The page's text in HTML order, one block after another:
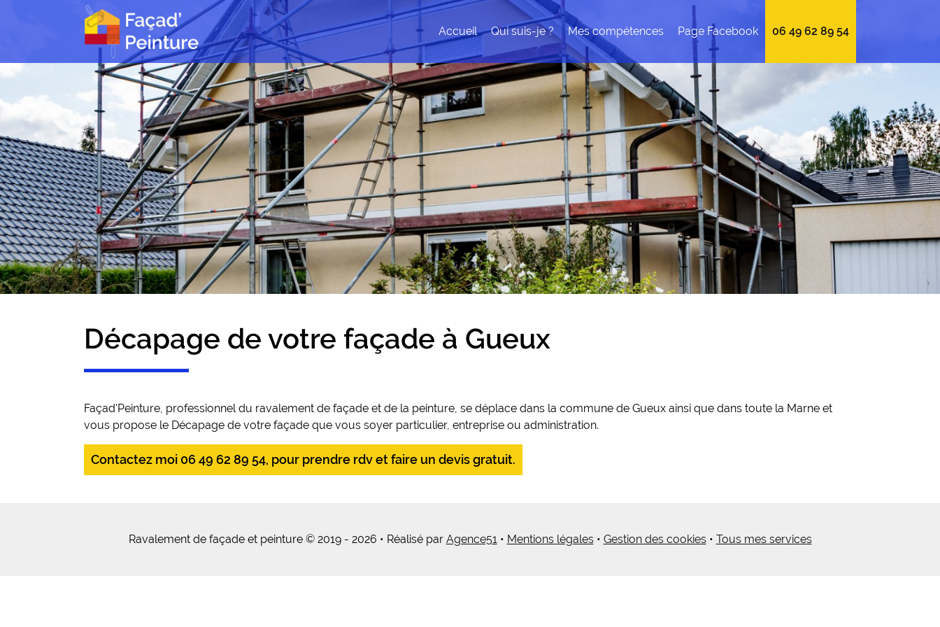
Accueil Qui suis-je ? Mes compétences Page Facebook 06 49 62 89 54
Décapage de votre façade à Gueux
Façad'Peinture, professionnel du ravalement de façade et de la peinture, se déplace dans la commune de Gueux ainsi que dans toute la Marne et
vous propose le Décapage de votre façade que vous soyer particulier, entreprise ou administration.
Contactez moi 06 49 62 89 54, pour prendre rdv et faire un devis gratuit.
Ravalement de façade et peinture © 2019 - 2026 • Réalisé par Agence51• Mentions légales• Gestion des cookies• Tous mes services